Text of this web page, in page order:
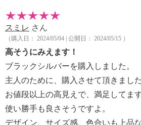
スミレ さん
（購入日： 2024/05/04 | 公開日： 2024/05/15 ）
高そうにみえます！
ブラックシルバーを購入しました。
主人のために、購入させて頂きまし
お値段以上の高見えで、満足してます
使い勝手も良さそうですよ。
デザイン、サイズ感、色合いも上品